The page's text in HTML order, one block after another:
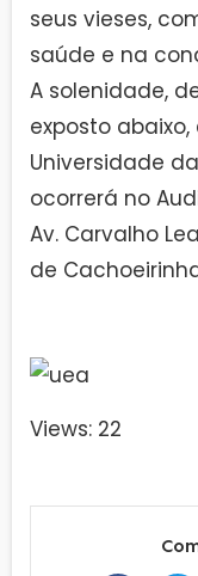
seus vieses,
saúde e na
A solenidade,
exposto
Universidade
ocorrerá no
Av. Carvalho
de
Views: 22